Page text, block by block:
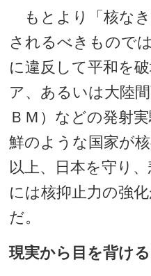
もとより「核な
されるべきもので
に違反して平和を
ア、あるいは大陸
ＢＭ）などの発射
鮮のような国家が
以上、日本を守り
には核抑止力の強
だ。
現実から目を背け